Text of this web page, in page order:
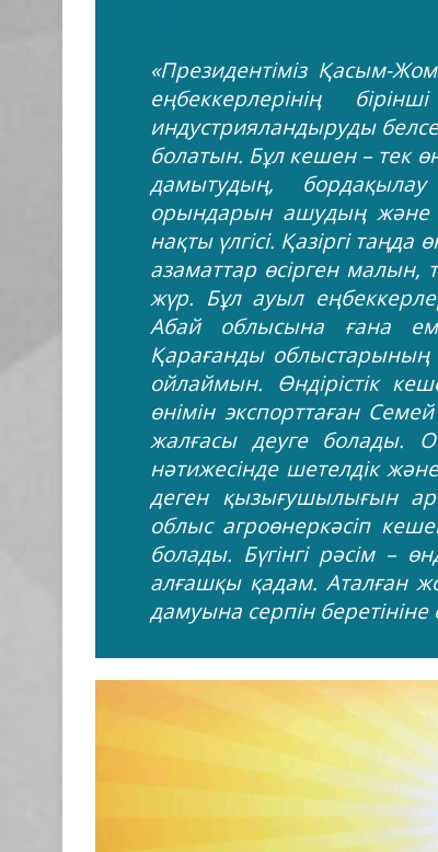
«Президентіміз Қасым-
еңбеккерлерінің
индустрияландыруды
болатын. Бұл кешен – тек
дамытудың,
орындарын ашудың және
нақты үлгісі. Қазіргі
азаматтар өсірген малын,
жүр. Бұл ауыл
Абай облысына ғана
Қарағанды
ойлаймын. Өндірістік
өнімін экспорттаған
жалғасы деуге болады.
нәтижесінде шетелдік
деген қызығушылығын
облыс агроөнеркәсіп
болады. Бүгінгі рәсім –
алғашқы қадам. Аталған
дамуына серпін